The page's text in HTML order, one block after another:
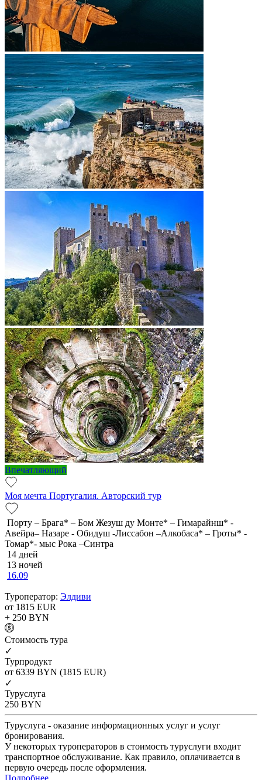
Впечатляющий
Моя мечта Португалия. Авторский тур
Порту – Брага* – Бом Жезуш ду Монте* – Гимарайнш* -
Авейра– Назаре - Обидуш -Лиссабон –Алкобаса* – Гроты* -
Томар*- мыс Рока –Синтра
14 дней
13 ночей
16.09
Туроператор: Элдиви
от 1815 EUR
+ 250 BYN
Cтоимость тура
✓
Турпродукт
от 6339 BYN (1815 EUR)
✓
Туруслуга
250 BYN
Туруслуга - оказание информационных услуг и услуг
бронирования.
У некоторых туроператоров в стоимость туруслуги входит
транспортное обслуживание. Как правило, оплачивается в
первую очередь после оформления.
Подробнее